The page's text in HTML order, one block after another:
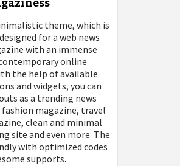
theme, which is
for a web news
with an immense
online
the help of available
and widgets, you can
as a trending news
magazine, travel
clean and minimal
site and even more. The
with optimized codes
supports.